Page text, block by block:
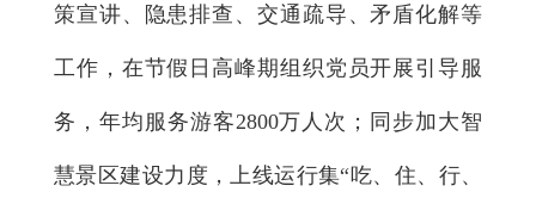
策宣讲、隐患排查、交通疏导、矛盾化解等
工作，在节假日高峰期组织党员开展引导服
务，年均服务游客2800万人次；同步加大智
慧景区建设力度，上线运行集“吃、住、行、